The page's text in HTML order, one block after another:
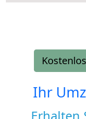
Ihr
Erhalten